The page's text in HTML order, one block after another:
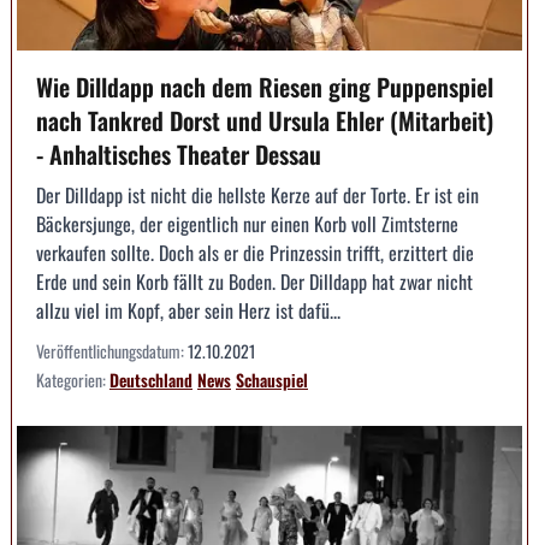
Wie Dilldapp nach dem Riesen ging Puppenspiel
nach Tankred Dorst und Ursula Ehler (Mitarbeit)
- Anhaltisches Theater Dessau
Der Dilldapp ist nicht die hellste Kerze auf der Torte. Er ist ein
Bäckersjunge, der eigentlich nur einen Korb voll Zimtsterne
verkaufen sollte. Doch als er die Prinzessin trifft, erzittert die
Erde und sein Korb fällt zu Boden. Der Dilldapp hat zwar nicht
allzu viel im Kopf, aber sein Herz ist dafü...
Veröffentlichungsdatum:12.10.2021
Kategorien:DeutschlandNewsSchauspiel